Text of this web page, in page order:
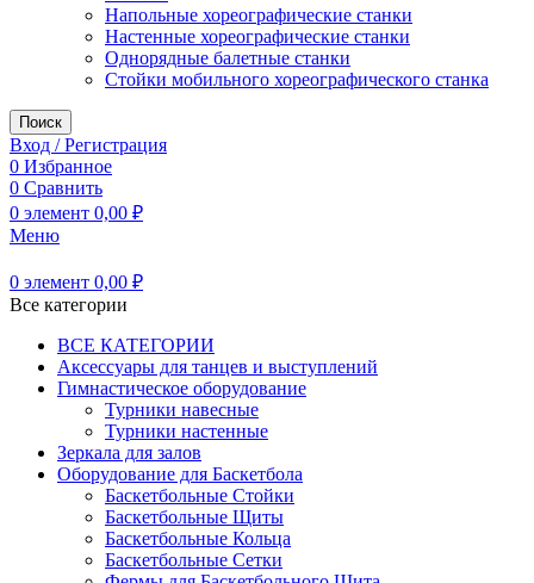
Напольные хореографические станки
Настенные хореографические станки
Однорядные балетные станки
Стойки мобильного хореографического станка
Поиск
Вход / Регистрация
0 Избранное
0 Сравнить
0 элемент 0,00 ₽
Меню
0 элемент 0,00 ₽
Все категории
ВСЕ КАТЕГОРИИ
Аксессуары для танцев и выступлений
Гимнастическое оборудование
Турники навесные
Турники настенные
Зеркала для залов
Оборудование для Баскетбола
Баскетбольные Стойки
Баскетбольные Щиты
Баскетбольные Кольца
Баскетбольные Сетки